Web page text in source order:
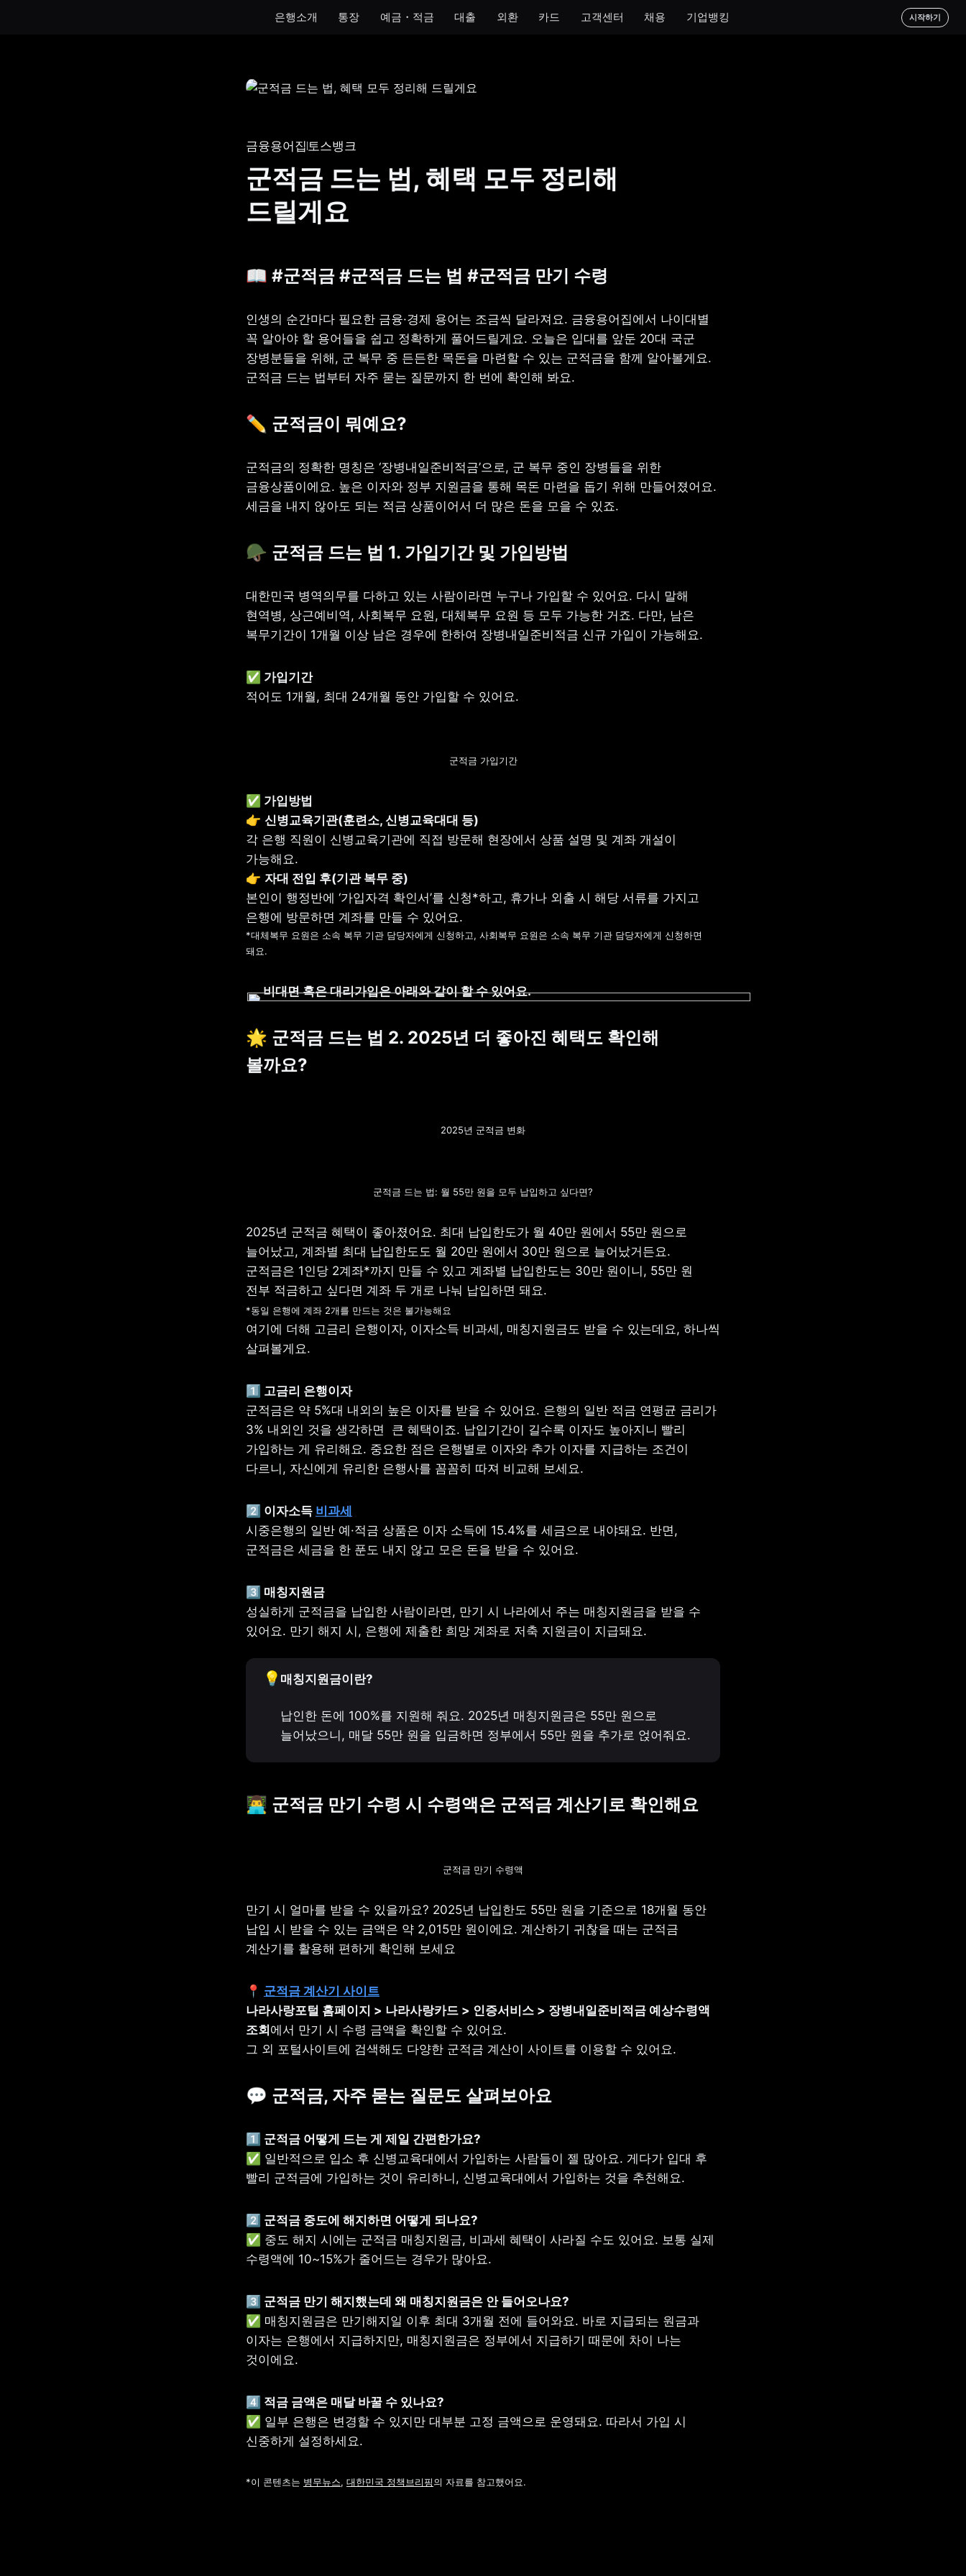
은행소개 통장 예금・적금 대출 외환 카드 고객센터 채용 기업뱅킹 시작하기
토스뱅크 통장
게임 저금통
생계비보호 통장
모임 통장아이 통장
금융용어집 토스뱅크
군적금 드는 법, 혜택 모두 정리해
드릴게요
📖 #군적금 #군적금 드는 법 #군적금 만기 수령
인생의 순간마다 필요한 금융·경제 용어는 조금씩 달라져요. 금융용어집에서 나이대별
꼭 알아야 할 용어들을 쉽고 정확하게 풀어드릴게요. 오늘은 입대를 앞둔 20대 국군
장병분들을 위해, 군 복무 중 든든한 목돈을 마련할 수 있는 군적금을 함께 알아볼게요.
군적금 드는 법부터 자주 묻는 질문까지 한 번에 확인해 봐요.
✏️ 군적금이 뭐예요?
군적금의 정확한 명칭은 ‘장병내일준비적금’으로, 군 복무 중인 장병들을 위한
금융상품이에요. 높은 이자와 정부 지원금을 통해 목돈 마련을 돕기 위해 만들어졌어요.
세금을 내지 않아도 되는 적금 상품이어서 더 많은 돈을 모을 수 있죠.
🪖 군적금 드는 법 1. 가입기간 및 가입방법
대한민국 병역의무를 다하고 있는 사람이라면 누구나 가입할 수 있어요. 다시 말해
현역병, 상근예비역, 사회복무 요원, 대체복무 요원 등 모두 가능한 거죠. 다만, 남은
복무기간이 1개월 이상 남은 경우에 한하여 장병내일준비적금 신규 가입이 가능해요.
✅ 가입기간
적어도 1개월, 최대 24개월 동안 가입할 수 있어요.
군적금 가입기간
✅ 가입방법
👉 신병교육기관(훈련소, 신병교육대대 등)
각 은행 직원이 신병교육기관에 직접 방문해 현장에서 상품 설명 및 계좌 개설이
가능해요.
👉
본인이 행정반에 ‘가입자격 확인서’를 신청*하고, 휴가나 외출 시 해당 서류를 가지고
*대체복무 요원은 소속 복무 기관 담당자에게 신청하고, 사회복무 요원은 소속 복무 기관 담당자에게 신청하면
돼요.
비대면 혹은 대리가입은 아래와 같이 할 수 있어요.
🌟 군적금 드는 법 2. 2025년 더 좋아진 혜택도 확인해
볼까요?
2025년 군적금 변화
군적금 드는 법: 월 55만 원을 모두 납입하고 싶다면?
2025년 군적금 혜택이 좋아졌어요. 최대 납입한도가 월 40만 원에서 55만 원으로
늘어났고, 계좌별 최대 납입한도도 월 20만 원에서 30만 원으로 늘어났거든요.
군적금은 1인당 2계좌*까지 만들 수 있고 계좌별 납입한도는 30만 원이니, 55만 원
*동일 은행에 계좌 2개를 만드는 것은 불가능해요
여기에 더해 고금리 은행이자, 이자소득 비과세, 매칭지원금도 받을 수 있는데요, 하나씩
살펴볼게요.
군적금은 약 5%대 내외의 높은 이자를 받을 수 있어요. 은행의 일반 적금 연평균 금리가
3% 내외인 것을 생각하면  큰 혜택이죠. 납입기간이 길수록 이자도 높아지니 빨리
가입하는 게 유리해요. 중요한 점은 은행별로 이자와 추가 이자를 지급하는 조건이
다르니, 자신에게 유리한 은행사를 꼼꼼히 따져 비교해 보세요.
2️⃣ 이자소득 비과세
시중은행의 일반 예·적금 상품은 이자 소득에 15.4%를 세금으로 내야돼요. 반면,
군적금은 세금을 한 푼도 내지 않고 모은 돈을 받을 수 있어요.
성실하게 군적금을 납입한 사람이라면, 만기 시 나라에서 주는 매칭지원금을 받을 수
있어요. 만기 해지 시, 은행에 제출한 희망 계좌로 저축 지원금이 지급돼요.
💡 매칭지원금이란?
납인한 돈에 100%를 지원해 줘요. 2025년 매칭지원금은 55만 원으로
늘어났으니, 매달 55만 원을 입금하면 정부에서 55만 원을 추가로 얹어줘요.
👨‍💻 군적금 만기 수령 시 수령액은 군적금 계산기로 확인해요
군적금 만기 수령액
만기 시 얼마를 받을 수 있을까요? 2025년 납입한도 55만 원을 기준으로 18개월 동안
납입 시 받을 수 있는 금액은 약 2,015만 원이에요. 계산하기 귀찮을 때는 군적금
계산기를 활용해 편하게 확인해 보세요
📍 군적금 계산기 사이트
나라사랑포털 홈페이지 > 나라사랑카드 > 인증서비스 > 장병내일준비적금 예상수령액
조회에서 만기 시 수령 금액을 확인할 수 있어요.
그 외 포털사이트에 검색해도 다양한 군적금 계산이 사이트를 이용할 수 있어요.
💬 군적금, 자주 묻는 질문도 살펴보아요
1️⃣ 군적금 어떻게 드는 게 제일 간편한가요?
✅ 일반적으로 입소 후 신병교육대에서 가입하는 사람들이 젤 많아요. 게다가 입대 후
빨리 군적금에 가입하는 것이 유리하니, 신병교육대에서 가입하는 것을 추천해요.
2️⃣ 군적금 중도에 해지하면 어떻게 되나요?
✅ 중도 해지 시에는 군적금 매칭지원금, 비과세 혜택이 사라질 수도 있어요. 보통 실제
수령액에 10~15%가 줄어드는 경우가 많아요.
3️⃣ 군적금 만기 해지했는데 왜 매칭지원금은 안 들어오나요?
✅ 매칭지원금은 만기해지일 이후 최대 3개월 전에 들어와요. 바로 지급되는 원금과
이자는 은행에서 지급하지만, 매칭지원금은 정부에서 지급하기 때문에 차이 나는
것이에요.
4️⃣ 적금 금액은 매달 바꿀 수 있나요?
✅ 일부 은행은 변경할 수 있지만 대부분 고정 금액으로 운영돼요. 따라서 가입 시
신중하게 설정하세요.
*이 콘텐츠는 병무뉴스, 대한민국 정책브리핑의 자료를 참고했어요.